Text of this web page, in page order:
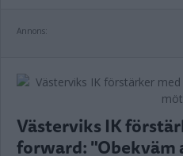
Annons:
Västerviks IK
forward: "Obekväm